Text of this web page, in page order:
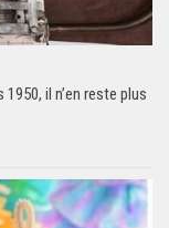
il n’en reste plus